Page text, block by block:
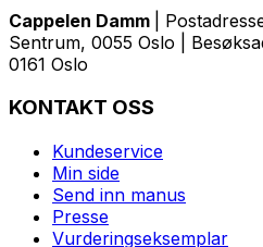
Cappelen Damm
|
Sentrum, 0055 Oslo |
0161 Oslo
KONTAKT OSS
Kundeservice
Min side
Send inn manus
Presse
Vurderingseksemplar